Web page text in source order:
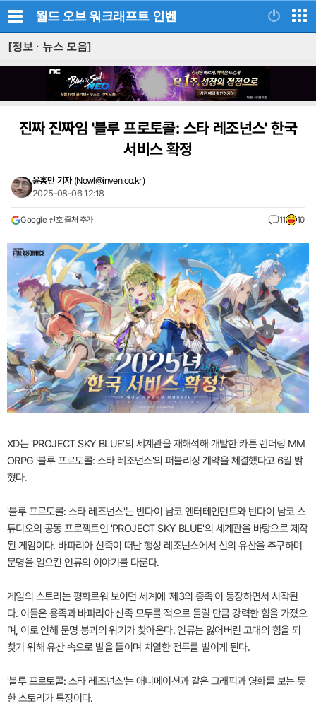
월드 오브 워크래프트 인벤
[정보 · 뉴스 모음]
진짜 진짜임 '블루 프로토콜: 스타 레조넌스' 한국
서비스 확정
윤홍만 기자 (Nowl@inven.co.kr)
2025-08-06 12:18
Google 선호 출처 추가 11 10
XD는 'PROJECT SKY BLUE'의 세계관을 재해석해 개발한 카툰 렌더링 MM
ORPG '블루 프로토콜: 스타 레조넌스'의 퍼블리싱 계약을 체결했다고 6일 밝
혔다.
'블루 프로토콜: 스타 레조넌스'는 반다이 남코 엔터테인먼트와 반다이 남코 스
튜디오의 공동 프로젝트인 'PROJECT SKY BLUE'의 세계관을 바탕으로 제작
된 게임이다. 바파리아 신족이 떠난 행성 레조넌스에서 신의 유산을 추구하며
문명을 일으킨 인류의 이야기를 다룬다.
게임의 스토리는 평화로워 보이던 세계에 '제3의 종족'이 등장하면서 시작된
다. 이들은 용족과 바파리아 신족 모두를 적으로 돌릴 만큼 강력한 힘을 가졌으
며, 이로 인해 문명 붕괴의 위기가 찾아온다. 인류는 잃어버린 고대의 힘을 되
찾기 위해 유산 속으로 발을 들이며 치열한 전투를 벌이게 된다.
'블루 프로토콜: 스타 레조넌스'는 애니메이션과 같은 그래픽과 영화를 보는 듯
한 스토리가 특징이다.